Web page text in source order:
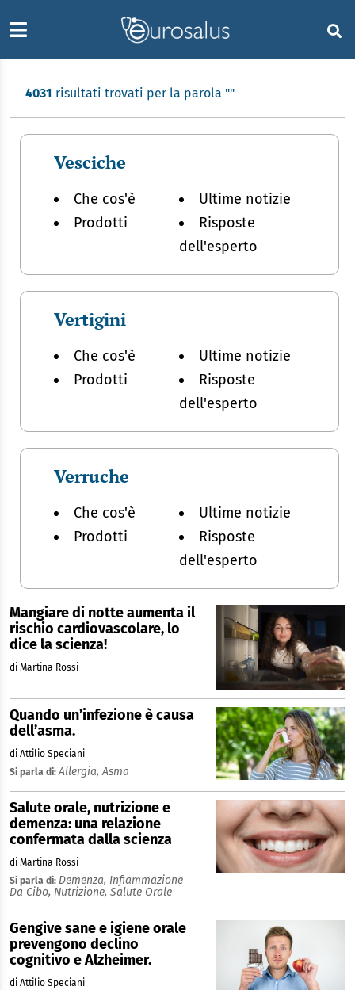
4031 risultati trovati per la parola ""
Vesciche
Che cos'è
Ultime notizie
Prodotti
Risposte
dell'esperto
Vertigini
Che cos'è
Ultime notizie
Prodotti
Risposte
dell'esperto
Verruche
Che cos'è
Ultime notizie
Prodotti
Risposte
dell'esperto
Mangiare di notte aumenta il
rischio cardiovascolare, lo
dice la scienza!
di Martina Rossi
Quando un’infezione è causa
dell’asma.
di Attilio Speciani
Si parla di:Allergia,Asma
Salute orale, nutrizione e
demenza: una relazione
confermata dalla scienza
di Martina Rossi
Si parla di: Demenza, Infiammazione
Da Cibo, Nutrizione, Salute Orale
Gengive sane e igiene orale
prevengono declino
cognitivo e Alzheimer.
di Attilio Speciani